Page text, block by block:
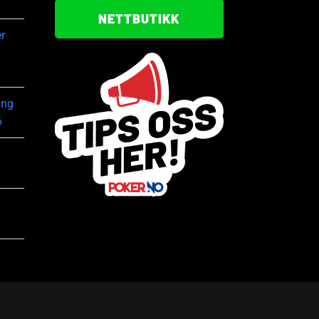
NETTBUTIKK